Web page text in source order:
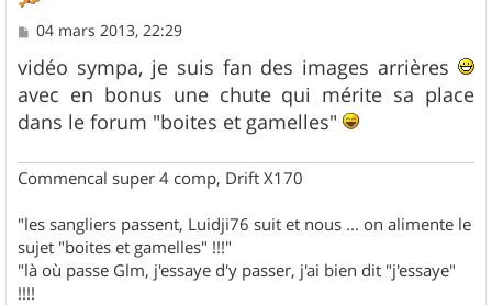
M
s
s
a
g
e
04 mars 2013, 22:29
vidéo sympa, je suis fan des images arrières
avec en bonus une chute qui mérite sa place
dans le forum "boites et gamelles"
Commencal super 4 comp, Drift X170
"les sangliers passent, Luidji76 suit et nous ... on alimente le
sujet "boites et gamelles" !!!"
"là où passe Glm, j'essaye d'y passer, j'ai bien dit "j'essaye"
!!!!